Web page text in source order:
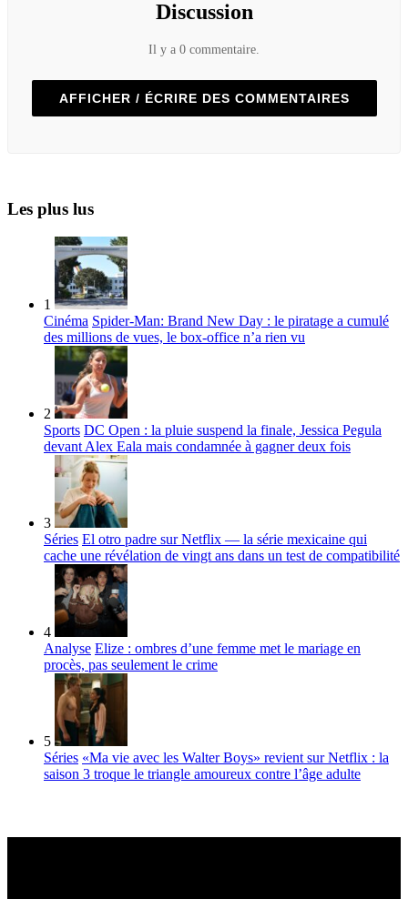
Discussion
Il y a 0 commentaire.
AFFICHER / ÉCRIRE DES COMMENTAIRES
Les plus lus
1
Cinéma Spider-Man: Brand New Day : le piratage a cumulé
des millions de vues, le box-office n’a rien vu
2
Sports DC Open : la pluie suspend la finale, Jessica Pegula
devant Alex Eala mais condamnée à gagner deux fois
3
Séries El otro padre sur Netflix — la série mexicaine qui
cache une révélation de vingt ans dans un test de compatibilité
4
Analyse Elize : ombres d’une femme met le mariage en
procès, pas seulement le crime
5
Séries «Ma vie avec les Walter Boys» revient sur Netflix : la
saison 3 troque le triangle amoureux contre l’âge adulte